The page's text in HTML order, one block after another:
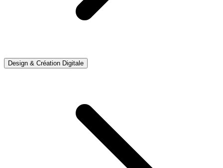
Design & Création Digitale